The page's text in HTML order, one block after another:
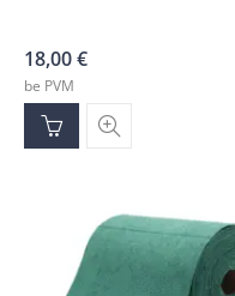
18,00€
be PVM